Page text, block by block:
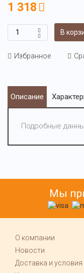
1 318
В
Избранное
Описание
Подробные
Мы
О компании
Новости
Доставка и условия